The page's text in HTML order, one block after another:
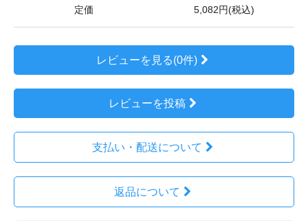
定価 5,082円(税込)
レビューを見る(0件)
レビューを投稿
支払い・配送について
返品について